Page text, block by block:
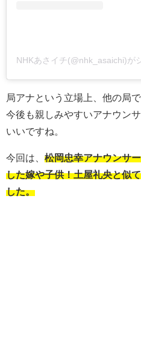
NHKあさイチ(@nhk_asaichi)が
局アナという立場上、他の局
今後も親しみやすいアナウン
いいですね。
今回は、 松岡忠幸アナウンサ
した嫁や子供！土屋礼央と似
した。